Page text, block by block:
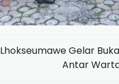
Gelar
Antar